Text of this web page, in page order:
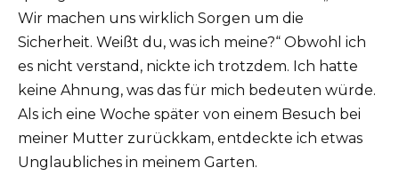
Wir machen uns wirklich Sorgen um die
Sicherheit. Weißt du, was ich meine?“ Obwohl ich
es nicht verstand, nickte ich trotzdem. Ich hatte
keine Ahnung, was das für mich bedeuten würde.
Als ich eine Woche später von einem Besuch bei
meiner Mutter zurückkam, entdeckte ich etwas
Unglaubliches in meinem Garten.